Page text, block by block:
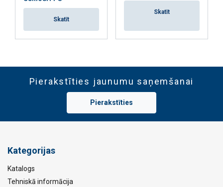
Skatīt
Skatīt
Pierakstīties jaunumu saņemšanai
Pierakstīties
Kategorijas
Katalogs
Tehniskā informācija